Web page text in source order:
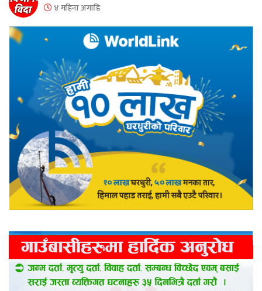
४ महिना अगाडि